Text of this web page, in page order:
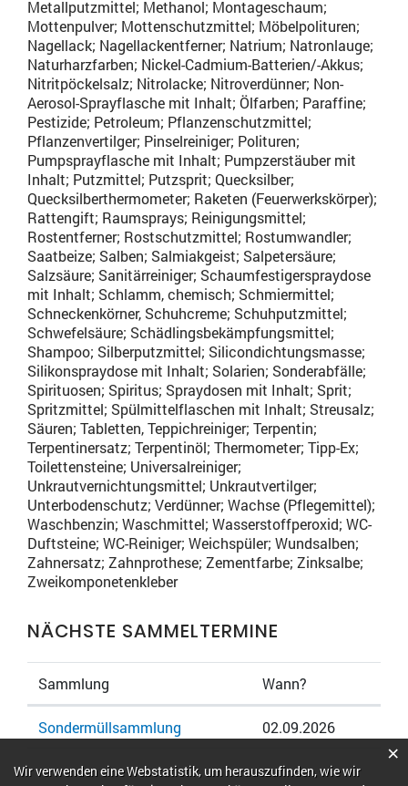
Metallputzmittel; Methanol; Montageschaum;
Mottenpulver; Mottenschutzmittel; Möbelpolituren;
Nagellack; Nagellackentferner; Natrium; Natronlauge;
Naturharzfarben; Nickel-Cadmium-Batterien/-Akkus;
Nitritpöckelsalz; Nitrolacke; Nitroverdünner; Non-
Aerosol-Sprayflasche mit Inhalt; Ölfarben; Paraffine;
Pestizide; Petroleum; Pflanzenschutzmittel;
Pflanzenvertilger; Pinselreiniger; Polituren;
Pumpsprayflasche mit Inhalt; Pumpzerstäuber mit
Inhalt; Putzmittel; Putzsprit; Quecksilber;
Quecksilberthermometer; Raketen (Feuerwerkskörper);
Rattengift; Raumsprays; Reinigungsmittel;
Rostentferner; Rostschutzmittel; Rostumwandler;
Saatbeize; Salben; Salmiakgeist; Salpetersäure;
Salzsäure; Sanitärreiniger; Schaumfestigerspraydose
mit Inhalt; Schlamm, chemisch; Schmiermittel;
Schneckenkörner, Schuhcreme; Schuhputzmittel;
Schwefelsäure; Schädlingsbekämpfungsmittel;
Shampoo; Silberputzmittel; Silicondichtungsmasse;
Silikonspraydose mit Inhalt; Solarien; Sonderabfälle;
Spirituosen; Spiritus; Spraydosen mit Inhalt; Sprit;
Spritzmittel; Spülmittelflaschen mit Inhalt; Streusalz;
Säuren; Tabletten, Teppichreiniger; Terpentin;
Terpentinersatz; Terpentinöl; Thermometer; Tipp-Ex;
Toilettensteine; Universalreiniger;
Unkrautvernichtungsmittel; Unkrautvertilger;
Unterbodenschutz; Verdünner; Wachse (Pflegemittel);
Waschbenzin; Waschmittel; Wasserstoffperoxid; WC-
Duftsteine; WC-Reiniger; Weichspüler; Wundsalben;
Zahnersatz; Zahnprothese; Zementfarbe; Zinksalbe;
Zweikomponetenkleber
NÄCHSTE SAMMELTERMINE
Sammlung Wann?
Sondermüllsammlung 02.09.2026
Webstatistik
Wir verwenden eine Webstatistik, um herauszufinden, wie wir
×